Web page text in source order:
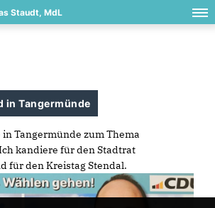
Staudt, MdL
in Tangermünde
Tangermünde zum Thema
kandiere für den Stadtrat
für den Kreistag Stendal.